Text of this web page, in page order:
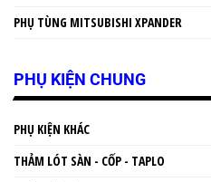
PHỤ TÙNG MITSUBISHI XPANDER
PHỤ KIỆN CHUNG
PHỤ KIỆN KHÁC
THẢM LÓT SÀN - CỐP - TAPLO